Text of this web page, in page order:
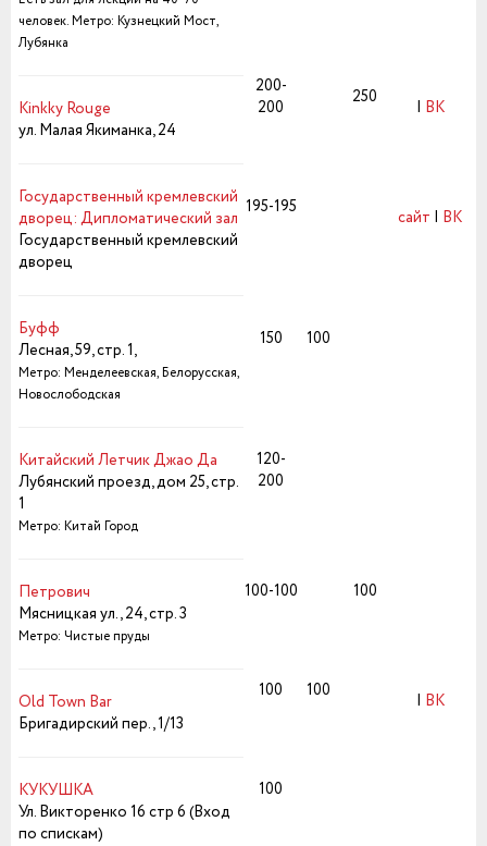
человек.Метро: Кузнецкий Мост,
Лубянка
Kinkky Rouge
ул. Малая Якиманка, 24
200-
200
250 | ВК
Государственный кремлевский
дворец: Дипломатический зал
Государственный кремлевский
дворец
195-195 сайт | ВК
Буфф
Лесная, 59, стр. 1,
Метро: Менделеевская, Белорусская,
Новослободская
150 100
Китайский Летчик Джао Да
Лубянский проезд, дом 25, стр.
1
Метро: Китай Город
120-
200
Петрович
Мясницкая ул., 24, стр. 3
Метро: Чистые пруды
100-100 100
Old Town Bar
Бригадирский пер., 1/13
100 100 | ВК
КУКУШКА
Ул. Викторенко 16 стр 6 (Вход
по спискам)
100